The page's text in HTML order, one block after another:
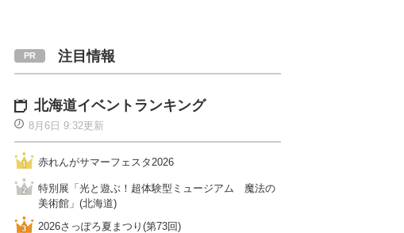
注目情報
北海道イベントランキング
8月6日 9:32更新
赤れんがサマーフェスタ2026
特別展「光と遊ぶ！超体験型ミュージアム 魔法の
美術館」(北海道)
2026さっぽろ夏まつり(第73回)